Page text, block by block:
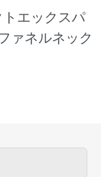
エックスパ
ァネルネック